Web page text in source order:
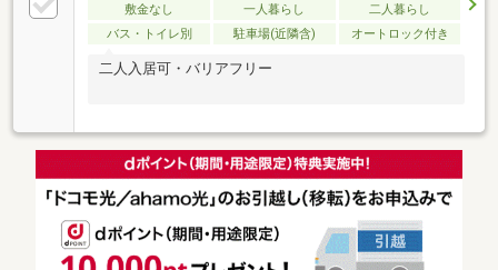
敷金なし 一人暮らし
二人暮らし
バス・トイレ別
駐車場(近隣含) オートロック付き
二人入居可・バリアフリー